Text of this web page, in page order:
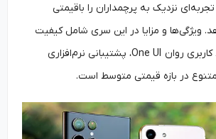
نزدیک به پرچمداران را باقیمتی
و مزایا در این سری شامل کیفیت
ساخت مناسب، رابط کاربری روان One UI، پشتیبانی نرم‌افزاری
در بازه قیمتی متوسط است.